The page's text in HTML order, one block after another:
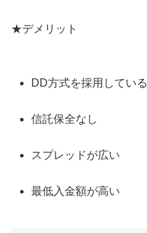
★デメリット
DD方式を採用している
信託保全なし
スプレッドが広い
最低入金額が高い